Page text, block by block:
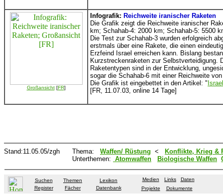
Großansicht[FR]
Infografik: Reichweite iranischer Raketen
Die Grafik zeigt die Reichweite iranischer
km; Schahab-4: 2000 km; Schahab-5: 5500
Die Test zur Schahab-3 wurden erfolgreich
erstmals über eine Rakete, die einen
Erzfeind Israel erreichen kann. Bislang
Kurzstreckenraketen zur Selbstverteidigung.
Raketentypen sind in der Entwicklung,
sogar die Schahab-6 mit einer Reichweite
Die Grafik ist eingebettet in den Artikel: "
[FR, 11.07.03, online 14 Tage]
Stand:11.05.05/zgh Thema: Waffen/ Rüstung <
Konflikte, Krieg &
Unterthemen: Atomwaffen Biologische Waffen
Suchen Themen
Lexikon
Register
Fächer Datenbank
Medien Links
Daten
Projekte
Dokumente